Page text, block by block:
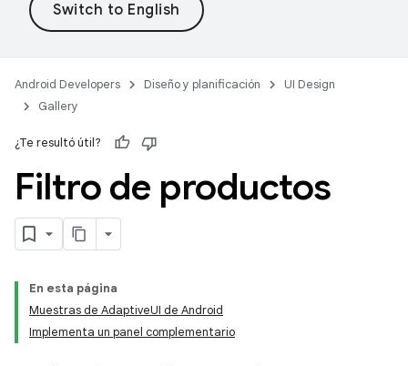
Android Developers Diseño y planificación
UI Design
Gallery
¿Te resultó útil?
Filtro de productos
En esta página
Muestras de AdaptiveUI de Android
Implementa un panel complementario